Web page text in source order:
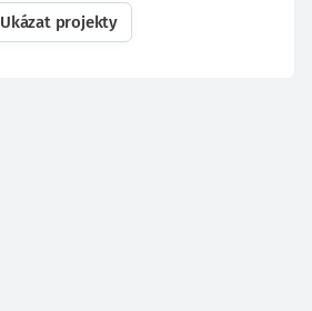
Ukázat projekty